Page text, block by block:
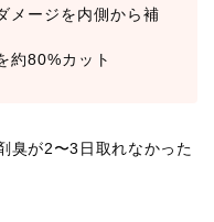
メージを内側から補
約80%カット
臭が2〜3日取れなかった